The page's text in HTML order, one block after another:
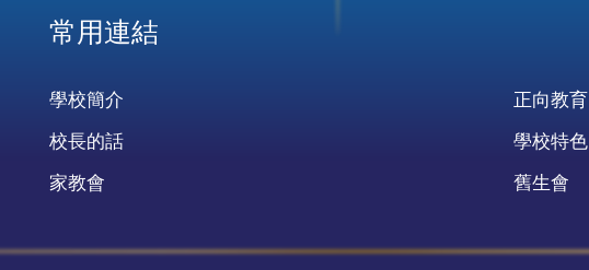
常用連結
學校簡介 正向教育
校長的話
學校特色
家教會
舊生會